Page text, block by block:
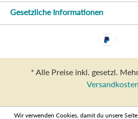
Gesetzliche Informationen
* Alle Preise inkl. gesetzl.
Versandkosten
Wir verwenden Cookies, damit du unsere